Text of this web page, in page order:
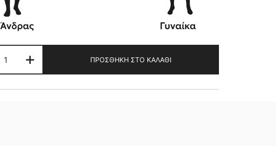
ΔΕΡΜΑΤΙΝΟ
BIKER
ΜΠΟΥΦΑΝ
+ ΠΡΟΣΘΉΚΗ ΣΤΟ ΚΑΛΆΘΙ